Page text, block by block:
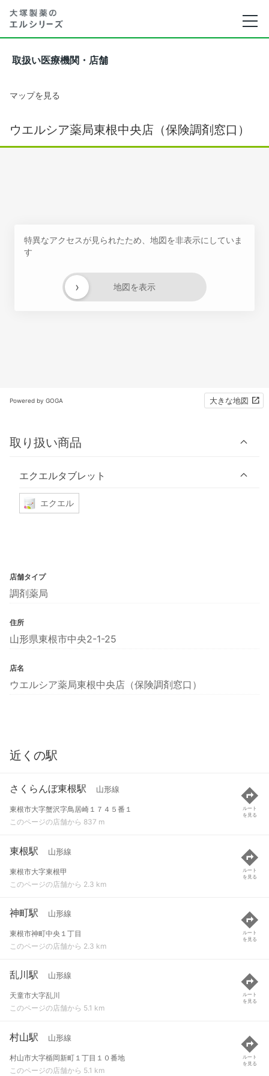
取扱い医療機関・店舗
マップを見る
ウエルシア薬局東根中央店（保険調剤窓口）
特異なアクセスが見られたため、地図を非表示にしていま
す
地図を表示
›
Powered by GOGA 大きな地図
取り扱い商品
エクエルタブレット
エクエル
店舗タイプ
調剤薬局
住所
山形県東根市中央2-1-25
店名
ウエルシア薬局東根中央店（保険調剤窓口）
近くの駅
さくらんぼ東根駅 山形線
東根市大字蟹沢字鳥居崎１７４５番１
このページの店舗から 837 m
ルート
を見る
東根駅 山形線
東根市大字東根甲
このページの店舗から 2.3 km
ルート
を見る
神町駅 山形線
東根市神町中央１丁目
このページの店舗から 2.3 km
ルート
を見る
乱川駅 山形線
天童市大字乱川
このページの店舗から 5.1 km
ルート
を見る
村山駅 山形線
村山市大字楯岡新町１丁目１０番地
このページの店舗から 5.1 km
ルート
を見る